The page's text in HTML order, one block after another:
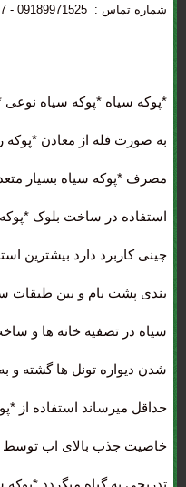
شماره تماس : 09189971525 - 09189971107
*پوکه سیاه
به صورت فله از معادن *پوکه
مصرف *پوکه سیاه بسیار
استفاده در ساخت بلوک
چینی کاربرد دارد بیشترین
بندی پشت بام و بین طبقات
سیاه در تصفیه خانه ها و
شدن دیواره تونل ها گشته و
حداقل میرساند استفاده از
خاصیت جذب بالای اب توسط
تدریجی به گیاه میگردد